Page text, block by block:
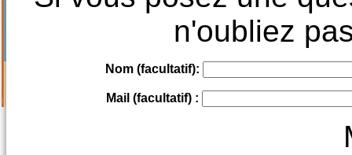
n'oubliez
Nom (facultatif):
Mail (facultatif) :